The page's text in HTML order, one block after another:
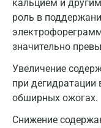
кальцием и
роль в
значительно
Увеличение
при дегидратации
обширных ожогах.
Снижение
Москва
Санкт-
Нижний